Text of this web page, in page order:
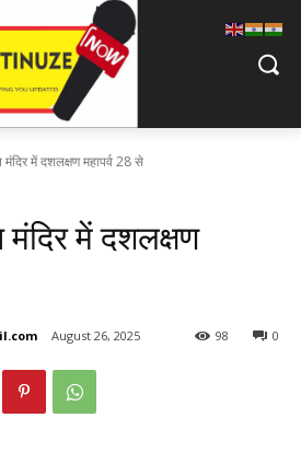
में दशलक्षण महापर्व 28 से
मंदिर में दशलक्षण
August 26, 2025 0
98